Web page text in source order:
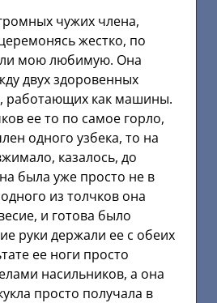
чужих члена,
жестко, по
мою любимую. Она
двух здоровенных
работающих как машины.
ее то по самое горло,
одного узбека, то на
казалось, до
была уже просто не в
из толчков она
и готова было
руки держали ее с обеих
ее ноги просто
насильников, а она
просто получала в